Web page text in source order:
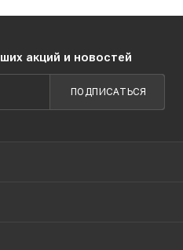
акций и новостей
ПОДПИСАТЬСЯ